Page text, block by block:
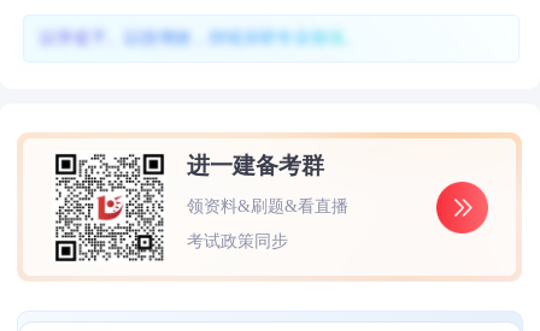
以学促干、以技增效，持续深耕专业领域。
进一建备考群
领资料&刷题&看直播
考试政策同步